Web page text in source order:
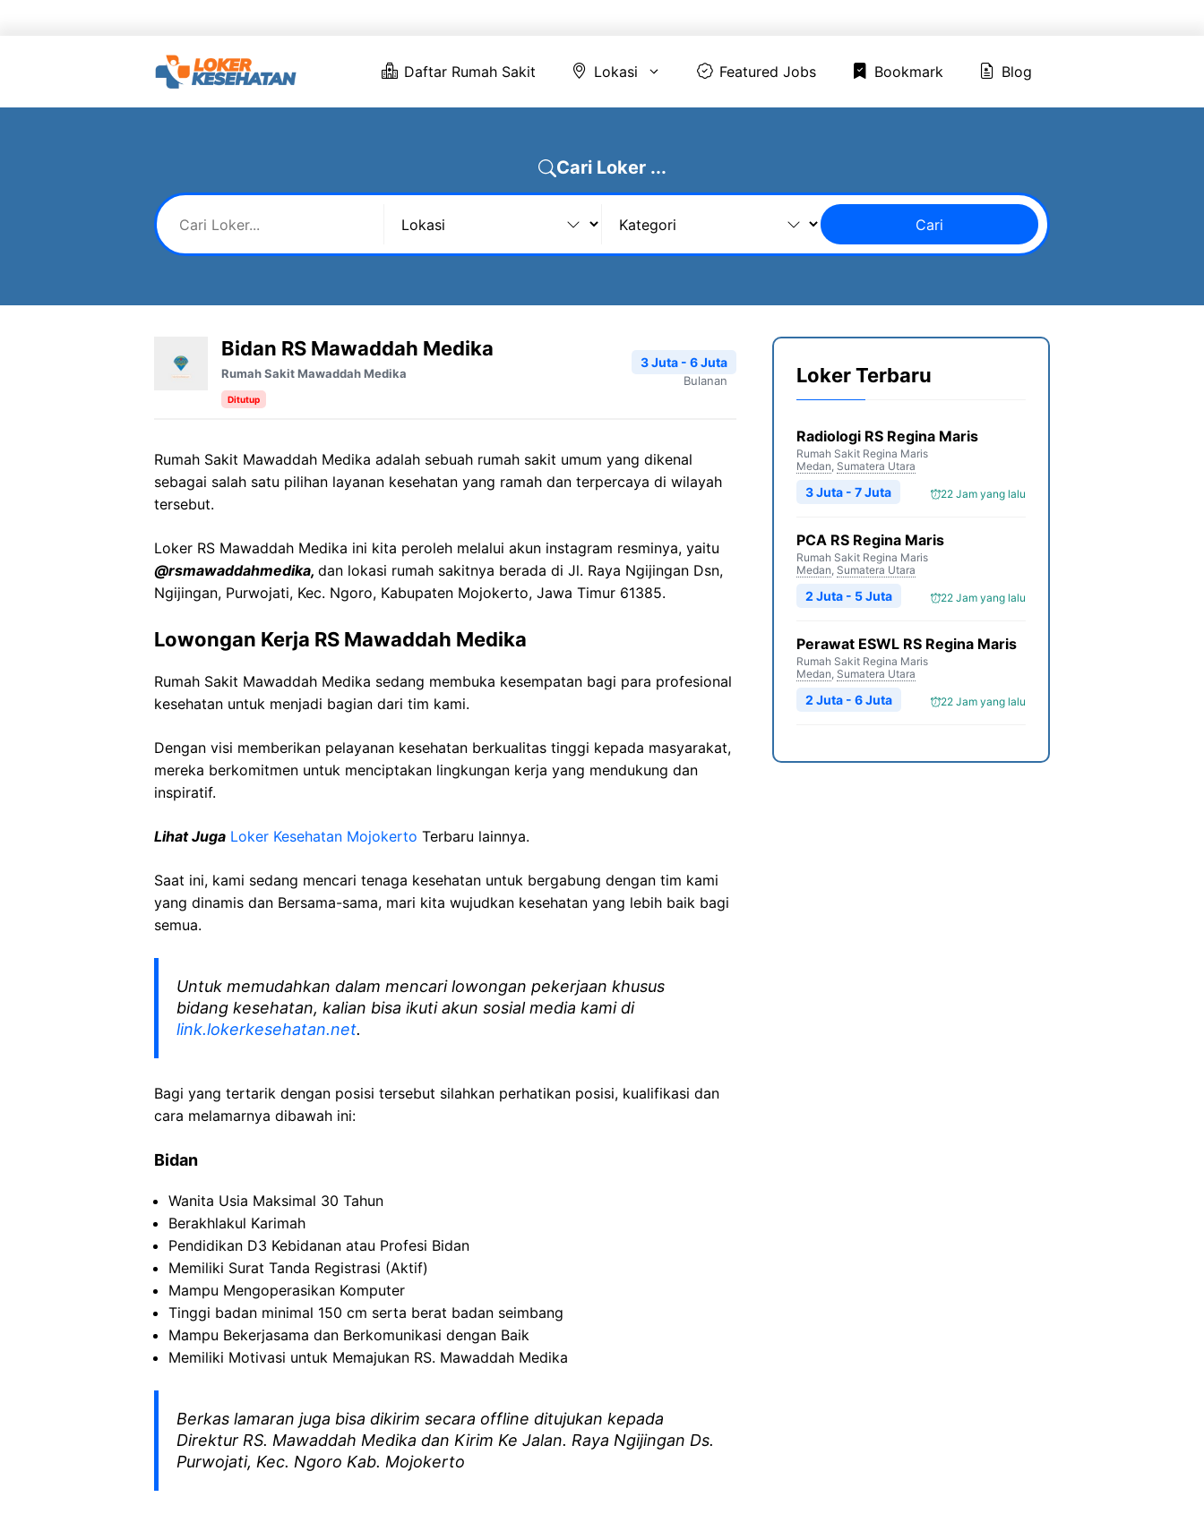
Daftar Rumah Sakit Lokasi Featured Jobs Bookmark Blog
Cari Loker ...
Cari
Bidan RS Mawaddah Medika
Rumah Sakit Mawaddah Medika
Ditutup
3 Juta - 6 Juta
Bulanan
Rumah Sakit Mawaddah Medika adalah sebuah rumah sakit umum yang dikenal
sebagai salah satu pilihan layanan kesehatan yang ramah dan terpercaya di wilayah
tersebut.
Loker RS Mawaddah Medika ini kita peroleh melalui akun instagram resminya, yaitu
@rsmawaddahmedika, dan lokasi rumah sakitnya berada di Jl. Raya Ngijingan Dsn,
Ngijingan, Purwojati, Kec. Ngoro, Kabupaten Mojokerto, Jawa Timur 61385.
Lowongan Kerja RS Mawaddah Medika
Rumah Sakit Mawaddah Medika sedang membuka kesempatan bagi para profesional
kesehatan untuk menjadi bagian dari tim kami.
Dengan visi memberikan pelayanan kesehatan berkualitas tinggi kepada masyarakat,
mereka berkomitmen untuk menciptakan lingkungan kerja yang mendukung dan
inspiratif.
Lihat Juga Loker Kesehatan Mojokerto Terbaru lainnya.
Saat ini, kami sedang mencari tenaga kesehatan untuk bergabung dengan tim kami
yang dinamis dan Bersama-sama, mari kita wujudkan kesehatan yang lebih baik bagi
semua.
Untuk memudahkan dalam mencari lowongan pekerjaan khusus
bidang kesehatan, kalian bisa ikuti akun sosial media kami di
link.lokerkesehatan.net.
Bagi yang tertarik dengan posisi tersebut silahkan perhatikan posisi, kualifikasi dan
cara melamarnya dibawah ini:
Bidan
Wanita Usia Maksimal 30 Tahun
Berakhlakul Karimah
Pendidikan D3 Kebidanan atau Profesi Bidan
Memiliki Surat Tanda Registrasi (Aktif)
Mampu Mengoperasikan Komputer
Tinggi badan minimal 150 cm serta berat badan seimbang
Mampu Bekerjasama dan Berkomunikasi dengan Baik
Memiliki Motivasi untuk Memajukan RS. Mawaddah Medika
Berkas lamaran juga bisa dikirim secara offline ditujukan kepada
Direktur RS. Mawaddah Medika dan Kirim Ke Jalan. Raya Ngijingan Ds.
Purwojati, Kec. Ngoro Kab. Mojokerto
Loker Terbaru
Radiologi RS Regina Maris
Rumah Sakit Regina Maris
Medan, Sumatera Utara
22 Jam yang lalu
3 Juta - 7 Juta
PCA RS Regina Maris
Rumah Sakit Regina Maris
Medan, Sumatera Utara
22 Jam yang lalu
2 Juta - 5 Juta
Perawat ESWL RS Regina Maris
Rumah Sakit Regina Maris
Medan, Sumatera Utara
22 Jam yang lalu
2 Juta - 6 Juta